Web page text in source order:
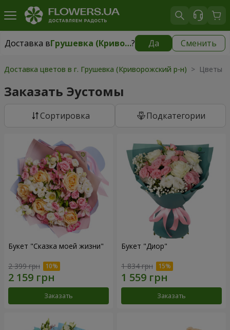
Доставка в Грушевка (Криворожский р-н)? Да Сменить
Доставка вГрушевка (Криворожский р-н) 1030 грн
Доставка цветов в г. Грушевка (Криворожский р-н) > Цветы
Заказать Эустомы
Cортировка Подкатегории
Букет "Сказка моей жизни"
2 399 грн
Заказать
Букет "Диор"
1 834 грн
Заказать